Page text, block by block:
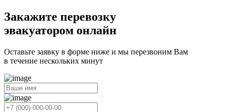
Закажите перевозку
эвакуатором онлайн
Оставьте заявку в форме ниже и мы перезвоним Вам
в течение нескольких минут